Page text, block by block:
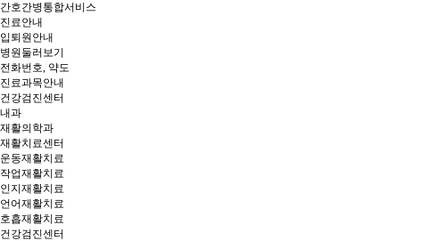
간호간병통합서비스
진료안내
입퇴원안내
병원둘러보기
전화번호, 약도
진료과목안내
건강검진센터
내과
재활의학과
재활치료센터
운동재활치료
작업재활치료
인지재활치료
언어재활치료
호흡재활치료
건강검진센터